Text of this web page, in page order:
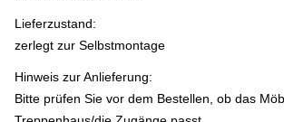
Lieferzustand:
zerlegt zur Selbstmontage
Hinweis zur Anlieferung:
Bitte prüfen Sie vor dem Bestellen, ob das